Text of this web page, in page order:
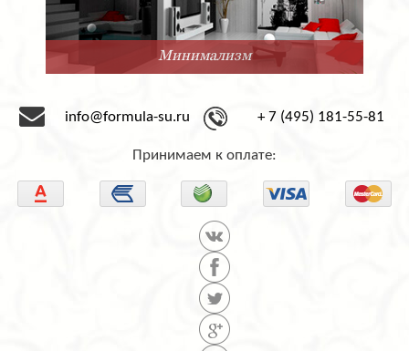
Минимализм
info@formula-su.ru + 7 (495) 181-55-81
Принимаем к оплате: